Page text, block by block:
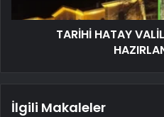
TARİHİ HATAY
İlgili Makaleler